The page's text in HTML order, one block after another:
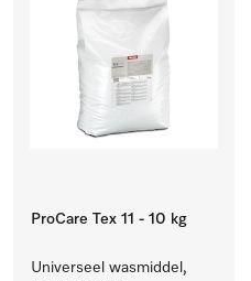
ProCare Tex 11 - 10 kg
Universeel wasmiddel,